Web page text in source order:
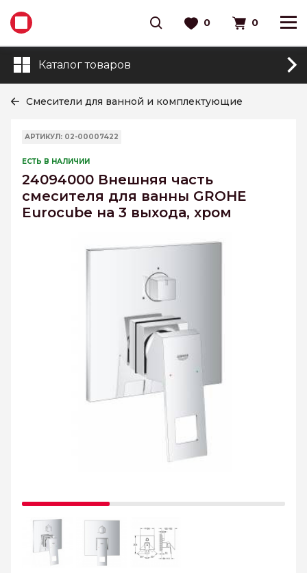
0 0
Каталог товаров
Смесители для ванной и комплектующие
АРТИКУЛ: 02-00007422
ЕСТЬ В НАЛИЧИИ
24094000 Внешняя часть
смесителя для ванны GROHE
Eurocube на 3 выхода, хром